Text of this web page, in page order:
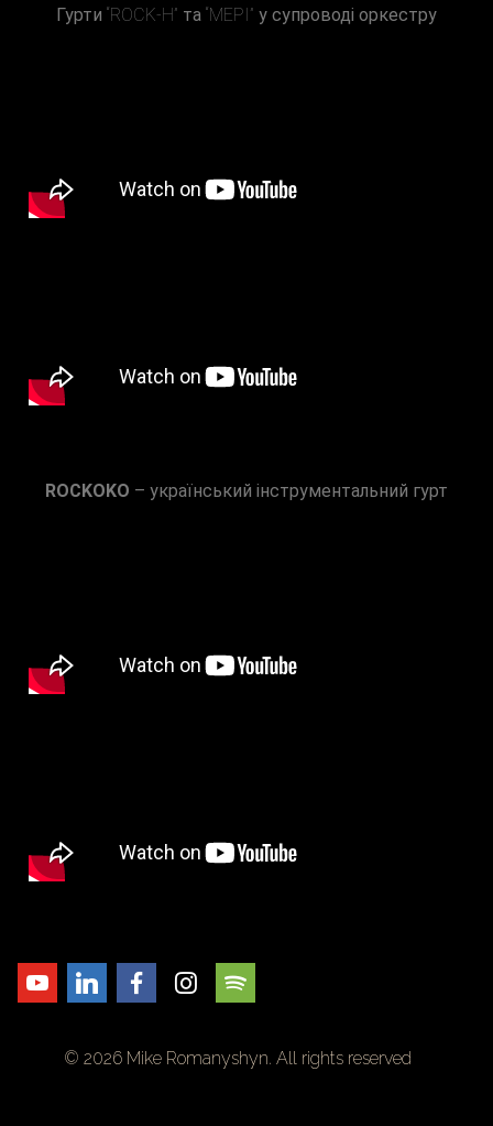
Гурти “ROCK-H” та “МЕРІ” у супроводі оркестру
ROCKOKO – український інструментальний гурт
© 2026 Mike Romanyshyn. All rights reserved